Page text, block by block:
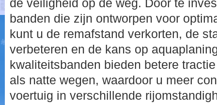
de veiligheid op de weg. Door te
banden die zijn ontworpen voor
kunt u de remafstand verkorten, de
verbeteren en de kans op
kwaliteitsbanden bieden betere
als natte wegen, waardoor u meer
voertuig in verschillende